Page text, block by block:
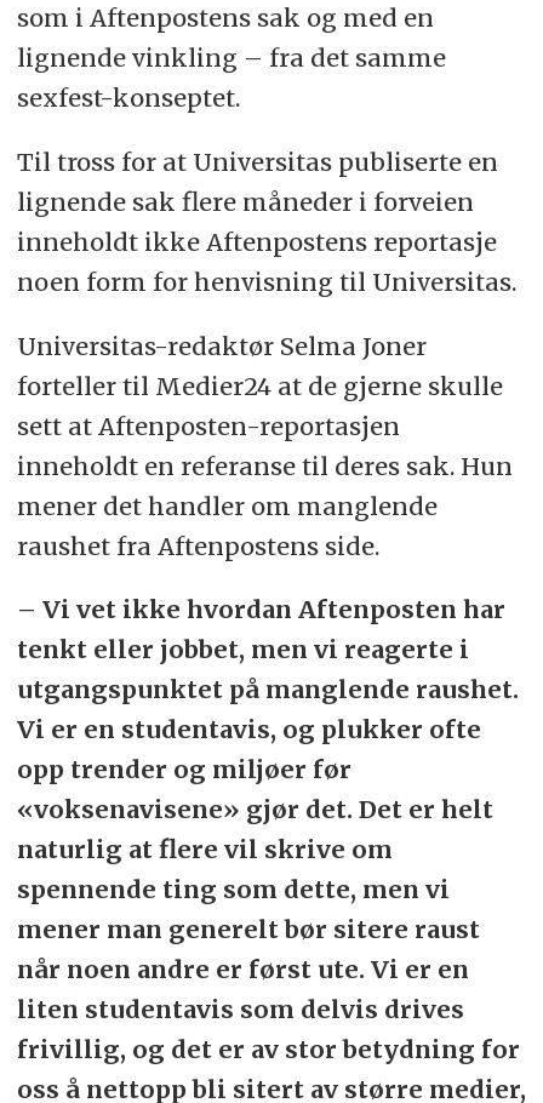
som i Aftenpostens sak og med en
lignende vinkling – fra det samme
sexfest-konseptet.
Til tross for at Universitas publiserte en
lignende sak flere måneder i forveien
inneholdt ikke Aftenpostens reportasje
noen form for henvisning til Universitas.
Universitas-redaktør Selma Joner
forteller til Medier24 at de gjerne skulle
sett at Aftenposten-reportasjen
inneholdt en referanse til deres sak. Hun
mener det handler om manglende
raushet fra Aftenpostens side.
– Vi vet ikke hvordan Aftenposten har
tenkt eller jobbet, men vi reagerte i
utgangspunktet på manglende raushet.
Vi er en studentavis, og plukker ofte
opp trender og miljøer før
«voksenavisene» gjør det. Det er helt
naturlig at flere vil skrive om
spennende ting som dette, men vi
mener man generelt bør sitere raust
når noen andre er først ute. Vi er en
liten studentavis som delvis drives
frivillig, og det er av stor betydning for
oss å nettopp bli sitert av større medier,